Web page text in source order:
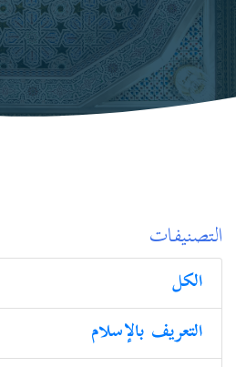
التصنيفات
الكل
التعريف بالإسلام